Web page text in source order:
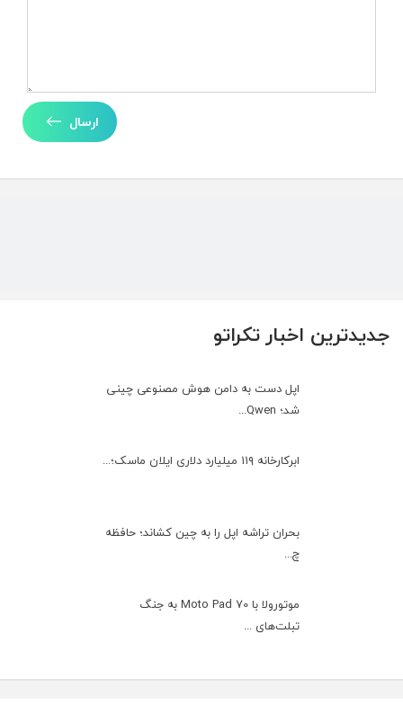
جدیدترین اخبار تکراتو
اپل دست به دامن هوش مصنوعی چینی
شد؛ Qwen...
ابرکارخانه ۱۱۹ میلیارد دلاری ایلان ماسک؛...
بحران تراشه اپل را به چین کشاند؛ حافظه
چ...
موتورولا با Moto Pad 70 به جنگ
تبلت‌های ...
ارسال